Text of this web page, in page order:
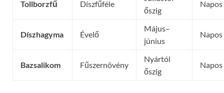
Tollborzfű Díszfűféle
őszig
Napos
Díszhagyma Évelő
Május–
június
Napos
Bazsalikom Fűszernövény
Nyártól
őszig
Napos